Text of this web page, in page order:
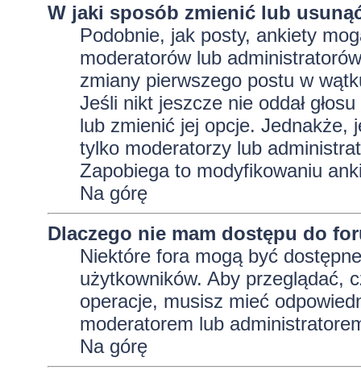
W jaki sposób zmienić lub
Podobnie, jak posty, ankiety
moderatorów lub
zmiany pierwszego postu w
Jeśli nikt jeszcze nie oddał
lub zmienić jej opcje. Jednakże,
tylko moderatorzy lub
Zapobiega to modyfikowaniu
Na górę
Dlaczego nie mam dostępu do
Niektóre fora mogą być
użytkowników. Aby przeglądać,
operacje, musisz mieć
moderatorem lub
Na górę